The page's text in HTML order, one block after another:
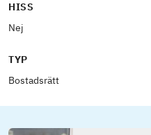
HISS
Nej
TYP
Bostadsrätt